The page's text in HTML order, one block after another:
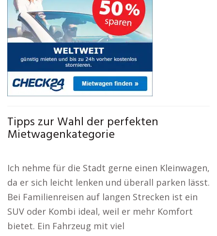
Tipps zur Wahl der perfekten
Mietwagenkategorie
Ich nehme für die Stadt gerne einen Kleinwagen,
da er sich leicht lenken und überall parken lässt.
Bei Familienreisen auf langen Strecken ist ein
SUV oder Kombi ideal, weil er mehr Komfort
bietet. Ein Fahrzeug mit viel